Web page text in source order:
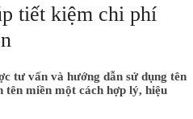
tiết kiệm chi phí
tư vấn và hướng dẫn sử dụng tên
miền một cách hợp lý, hiệu